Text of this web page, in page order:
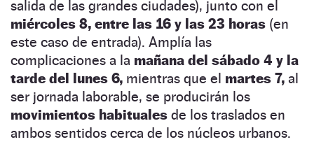
salida de las grandes ciudades), junto con el
miércoles 8, entre las 16 y las 23 horas (en
este caso de entrada). Amplía las
complicaciones a la mañana del sábado 4 y la
tarde del lunes 6, mientras que el martes 7, al
ser jornada laborable, se producirán los
movimientos habituales de los traslados en
ambos sentidos cerca de los núcleos urbanos.